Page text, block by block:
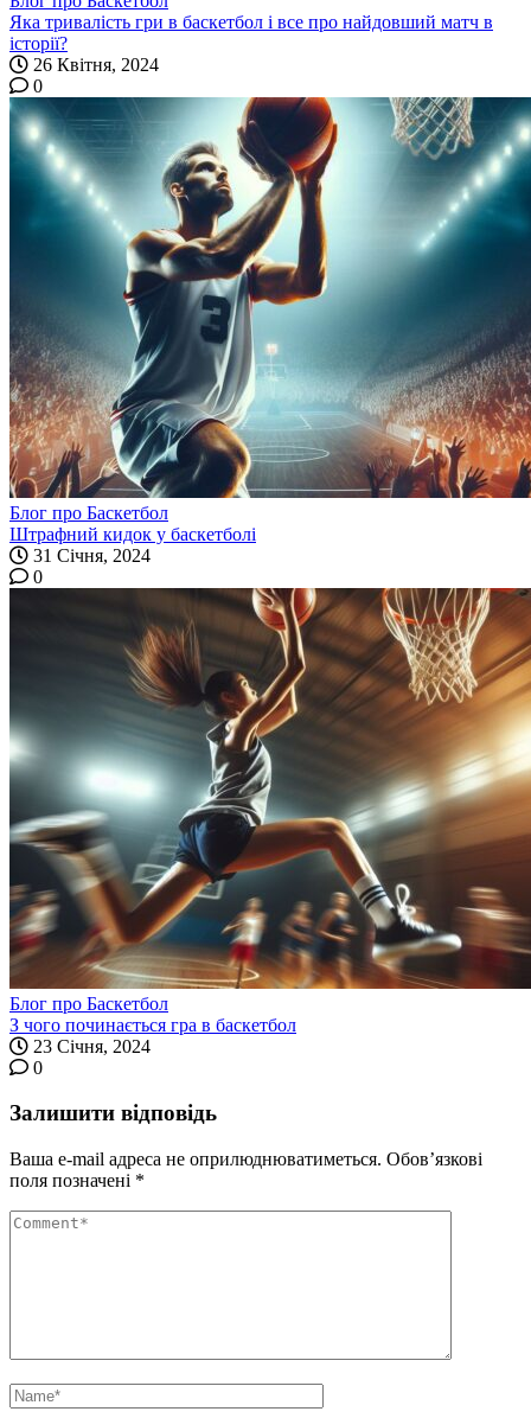
Яка тривалість гри в баскетбол і все про найдовший матч в
історії?
26 Квітня, 2024
0
Блог про Баскетбол
Штрафний кидок у баскетболі
31 Січня, 2024
0
Блог про Баскетбол
З чого починається гра в баскетбол
23 Січня, 2024
0
Залишити відповідь
Ваша e-mail адреса не оприлюднюватиметься. Обов’язкові
поля позначені *